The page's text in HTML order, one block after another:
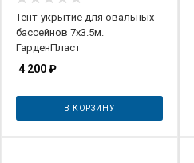
Тент-укрытие для овальных
бассейнов 7х3.5м.
ГарденПласт
4 200₽
В КОРЗИНУ